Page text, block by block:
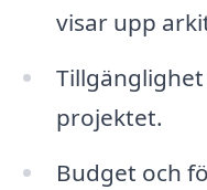
visar upp
projektet.
Budget och